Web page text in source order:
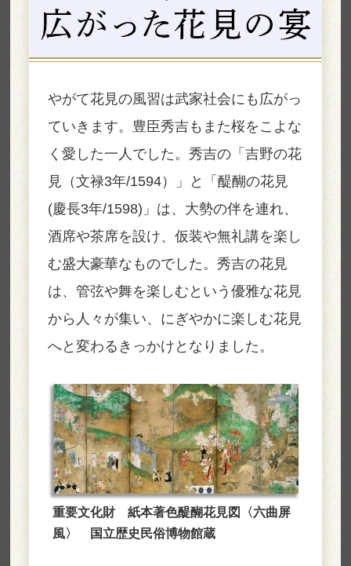
やがて花見の風習は武家社会にも広がっ
ていきます。豊臣秀吉もまた桜をこよな
く愛した一人でした。秀吉の「吉野の花
見（文禄3年/1594）」と「醍醐の花見
(慶長3年/1598)」は、大勢の伴を連れ、
酒席や茶席を設け、仮装や無礼講を楽し
む盛大豪華なものでした。秀吉の花見
は、管弦や舞を楽しむという優雅な花見
から人々が集い、にぎやかに楽しむ花見
へと変わるきっかけとなりました。
重要文化財 紙本著色醍醐花見図〈六曲屏
風〉 国立歴史民俗博物館蔵